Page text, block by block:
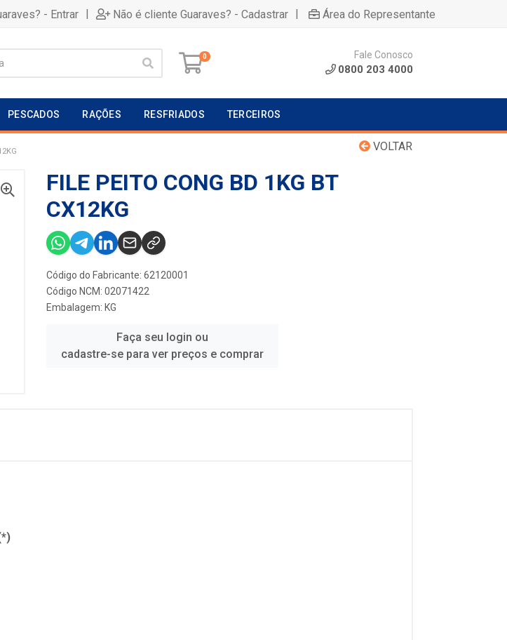
- Entrar | Não é cliente Guaraves? - Cadastrar | Área do Representante
0 Fale Conosco
0800 203 4000
PESCADOS RAÇÕES RESFRIADOS TERCEIROS
VOLTAR
FILE PEITO CONG BD 1KG BT
CX12KG
Código do Fabricante: 62120001
Código NCM: 02071422
Embalagem: KG
Faça seu login ou
cadastre-se para ver preços e comprar